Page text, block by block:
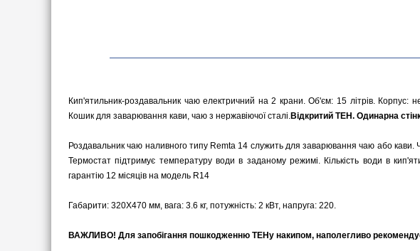
Кип'ятильник-роздавальник чаю електричний на 2 крани. Об'єм: 15 літрів. Корпус:
Кошик для заварювання кави, чаю з нержавіючої сталі.Відкритий ТЕН. Одинарна
Роздавальник чаю наливного типу Remta 14 служить для заварювання чаю або кави.
Термостат підтримує температуру води в заданому режимі. Кількість води в
гарантію 12 місяців на модель R14
Габарити: 320Х470 мм, вага: 3.6 кг, потужність: 2 кВт, напруга: 220.
ВАЖЛИВО! Для запобігання пошкодженню ТЕНу накипом, наполегливо